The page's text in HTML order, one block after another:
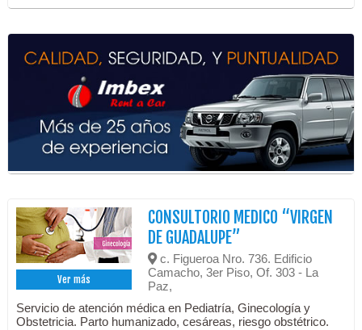
Ver más
CONSULTORIO MEDICO “VIRGEN
DE GUADALUPE”
c. Figueroa Nro. 736. Edificio
Camacho, 3er Piso, Of. 303 - La
Paz,
Servicio de atención médica en Pediatría, Ginecología y
Obstetricia. Parto humanizado, cesáreas, riesgo obstétrico.